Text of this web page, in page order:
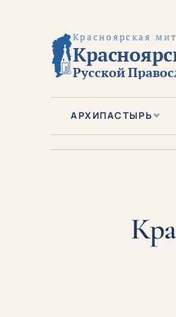
Красноярская
Русской
АРХИПАСТЫРЬ